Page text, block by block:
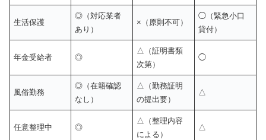
生活保護
◎（対応業者
あり）
×（原則不可）
◯（緊急小口
貸付）
年金受給者 ◎
△（証明書類
次第）
◯
風俗勤務
◎（在籍確認
なし）
△（勤務証明
の提出要）
△
任意整理中 ◎
△（整理内容
による）
△